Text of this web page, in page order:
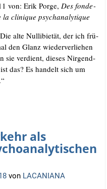
von: Erik Por­ge, Des fon­de­
la cli­ni­que psychanalytique
alte Nul­li­bi­e­tät, der ich frü­
den Glanz wie­der­ver­lie­hen
sie ver­dient, die­ses Nir­gend­
das? Es han­delt sich um
als
von LACANIANA